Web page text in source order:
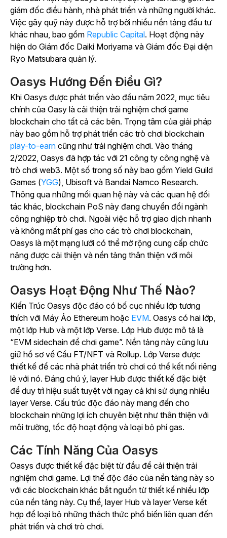
giám đốc điều hành, nhà phát triển và những người khác.
Việc gây quỹ này được hỗ trợ bởi nhiều nền tảng đầu tư
khác nhau, bao gồm Republic Capital. Hoạt động này
hiện do Giám đốc Daiki Moriyama và Giám đốc Đại diện
Ryo Matsubara quản lý.
Oasys Hướng Đến Điều Gì?
Khi Oasys được phát triển vào đầu năm 2022, mục tiêu
chính của Oasy là cải thiện trải nghiệm chơi game
blockchain cho tất cả các bên. Trọng tâm của giải pháp
này bao gồm hỗ trợ phát triển các trò chơi blockchain
play-to-earn cũng như trải nghiệm chơi. Vào tháng
2/2022, Oasys đã hợp tác với 21 công ty công nghệ và
trò chơi web3. Một số trong số này bao gồm Yield Guild
Games (YGG), Ubisoft và Bandai Namco Research.
Thông qua những mối quan hệ này và các quan hệ đối
tác khác, blockchain PoS này đang chuyển đổi ngành
công nghiệp trò chơi. Ngoài việc hỗ trợ giao dịch nhanh
và không mất phí gas cho các trò chơi blockchain,
Oasys là một mạng lưới có thể mở rộng cung cấp chức
năng được cải thiện và nền tảng thân thiện với môi
trường hơn.
Oasys Hoạt Động Như Thế Nào?
Kiến Trúc Oasys độc đáo có bố cục nhiều lớp tương
thích với Máy Ảo Ethereum hoặc EVM. Oasys có hai lớp,
một lớp Hub và một lớp Verse. Lớp Hub được mô tả là
“EVM sidechain để chơi game”. Nền tảng này cũng lưu
giữ hồ sơ về Cầu FT/NFT và Rollup. Lớp Verse được
thiết kế để các nhà phát triển trò chơi có thể kết nối riêng
lẻ với nó. Đáng chú ý, layer Hub được thiết kế đặc biệt
để duy trì hiệu suất tuyệt vời ngay cả khi sử dụng nhiều
layer Verse. Cấu trúc độc đáo này mang đến cho
blockchain những lợi ích chuyên biệt như thân thiện với
môi trường, tốc độ hoạt động và loại bỏ phí gas.
Các Tính Năng Của Oasys
Oasys được thiết kế đặc biệt từ đầu để cải thiện trải
nghiệm chơi game. Lợi thế độc đáo của nền tảng này so
với các blockchain khác bắt nguồn từ thiết kế nhiều lớp
của nền tảng này. Cụ thể, layer Hub và layer Verse kết
hợp để loại bỏ những thách thức phổ biến liên quan đến
phát triển và chơi trò chơi.